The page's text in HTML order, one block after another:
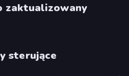
zaktualizowany
sterujące